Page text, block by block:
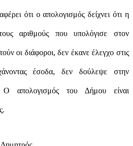
ότι ο απολογισμός δείχνει ότι η
αριθμούς που υπολόγισε στον
οι διάφοροι, δεν έκανε έλεγχο στις
έσοδα, δεν δούλεψε στην
Ο απολογισμός του Δήμου είναι